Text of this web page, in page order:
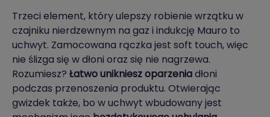
Trzeci element, który ulepszy robienie wrzątku w
czajniku nierdzewnym na gaz i indukcję Mauro to
uchwyt. Zamocowana rączka jest soft touch, więc
nie ślizga się w dłoni oraz się nie nagrzewa.
Rozumiesz? Łatwo unikniesz oparzeniadłoni
podczas przenoszenia produktu. Otwierając
gwizdek także, bo w uchwyt wbudowany jest